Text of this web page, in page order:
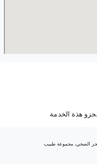
هذة الخدمة
مجموعة طبيب